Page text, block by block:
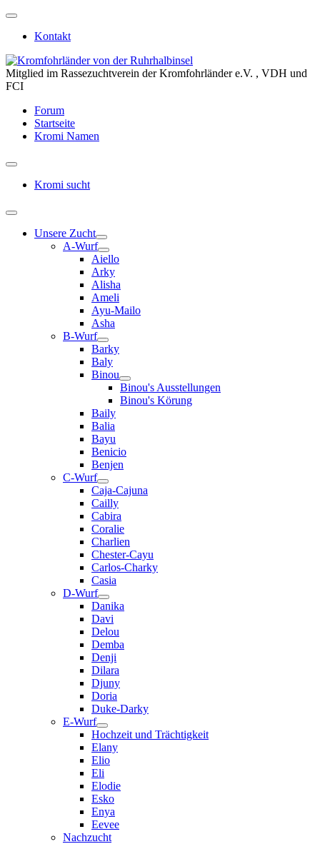
Kontakt
Mitglied im Rassezuchtverein der Kromfohrländer e.V. , VDH und
FCI
Forum
Startseite
Kromi Namen
Kromi sucht
Unsere Zucht
A-Wurf
Aiello
Arky
Alisha
Ameli
Ayu-Mailo
Asha
B-Wurf
Barky
Baly
Binou
Binou's Ausstellungen
Binou's Körung
Baily
Balia
Bayu
Benicio
Benjen
C-Wurf
Caja-Cajuna
Cailly
Cabira
Coralie
Charlien
Chester-Cayu
Carlos-Charky
Casia
D-Wurf
Danika
Davi
Delou
Demba
Denji
Dilara
Djuny
Doria
Duke-Darky
E-Wurf
Hochzeit und Trächtigkeit
Elany
Elio
Eli
Elodie
Esko
Enya
Eevee
Nachzucht